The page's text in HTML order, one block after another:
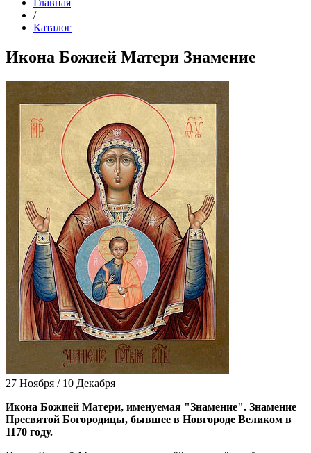
Главная
/
Каталог
Икона Божией Матери Знамение
27 Ноября / 10 Декабря
Ико­на Бо­жи­ей Ма­те­ри, име­ну­е­мая "Зна­ме­ние". Зна­ме­ние
Пре­свя­той Бо­го­ро­ди­цы, быв­шее в Нов­го­ро­де Ве­ли­ком в
1170 го­ду.